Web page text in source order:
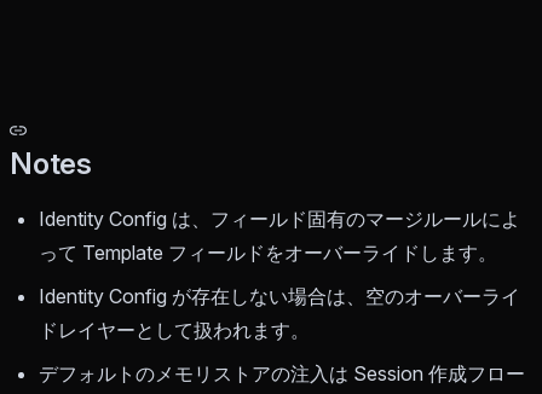
Notes
Identity Config は、フィールド固有のマージルールによ
って Template フィールドをオーバーライドします。
Identity Config が存在しない場合は、空のオーバーライ
ドレイヤーとして扱われます。
デフォルトのメモリストアの注入は Session 作成フロー